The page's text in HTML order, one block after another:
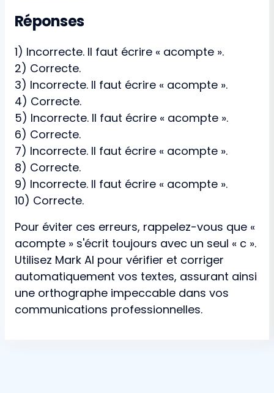
Réponses
1) Incorrecte. Il faut écrire « acompte ».
2) Correcte.
3) Incorrecte. Il faut écrire « acompte ».
4) Correcte.
5) Incorrecte. Il faut écrire « acompte ».
6) Correcte.
7) Incorrecte. Il faut écrire « acompte ».
8) Correcte.
9) Incorrecte. Il faut écrire « acompte ».
10) Correcte.
Pour éviter ces erreurs, rappelez-vous que «
acompte » s'écrit toujours avec un seul « c ».
Utilisez Mark AI pour vérifier et corriger
automatiquement vos textes, assurant ainsi
une orthographe impeccable dans vos
communications professionnelles.